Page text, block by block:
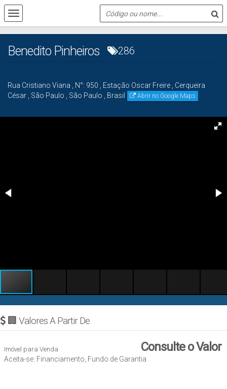
Benedito Pinheiros 286
Rua Cristiano Viana N°: 950 Estação Oscar Freire
Cerqueira
César
São Paulo São Paulo Brasil Abrir no Google Maps
🏢 Valores A Partir De
Consulte o Valor
Imóvel para Venda
Aceita-se: Financiamento, Fundo de Garantia